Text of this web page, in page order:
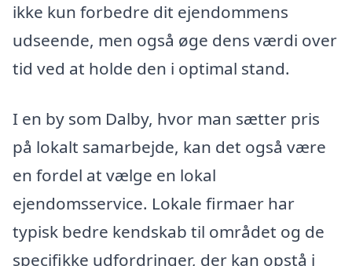
ikke kun forbedre dit ejendommens
udseende, men også øge dens værdi over
tid ved at holde den i optimal stand.
I en by som Dalby, hvor man sætter pris
på lokalt samarbejde, kan det også være
en fordel at vælge en lokal
ejendomsservice. Lokale firmaer har
typisk bedre kendskab til området og de
specifikke udfordringer, der kan opstå i